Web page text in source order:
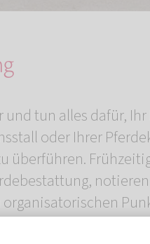
tun alles dafür,
oder Ihrer
überführen.
aus.